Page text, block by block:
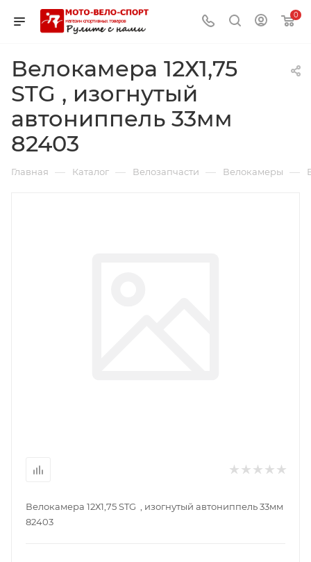
0
Велокамера 12Х1,75
STG , изогнутый
автониппель 33мм
82403
Главная — Каталог — Велозапчасти — Велокамеры —
Велокамера 12Х1,75 STG , изогнутый автониппель 33мм
82403